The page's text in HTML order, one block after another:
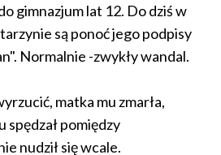
gimnazjum lat 12. Do dziś w
są ponoć jego podpisy
Normalnie -zwykły wandal.
matka mu zmarła,
spędzał pomiędzy
nudził się wcale.